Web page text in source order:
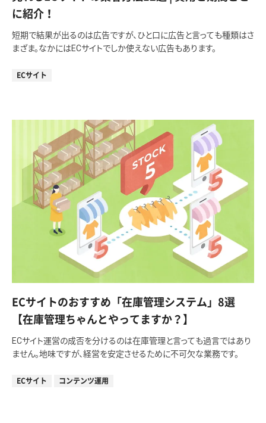
に紹介！
短期で結果が出るのは広告ですが、ひと口に広告と言っても種類はさ
まざま。なかにはECサイトでしか使えない広告もあります。
ECサイト
ECサイトのおすすめ「在庫管理システム」8選
【在庫管理ちゃんとやってますか？】
ECサイト運営の成否を分けるのは在庫管理と言っても過言ではあり
ません。地味ですが、経営を安定させるために不可欠な業務です。
ECサイト コンテンツ運用